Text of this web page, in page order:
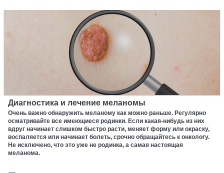
Диагностика и лечение меланомы
Очень важно обнаружить меланому как можно раньше. Регулярно
осматривайте все имеющиеся родинки. Если какая-нибудь из них
вдруг начинает слишком быстро расти, меняет форму или окраску,
воспаляется или начинает болеть, срочно обращайтесь к онкологу.
Не исключено, что это уже не родинка, а самая настоящая
меланома.